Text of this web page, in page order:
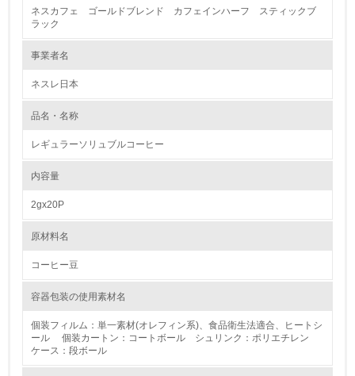
(CO2)排出量は約900トン削減できる見込みです。また、今後も段階的に
対象品目と地域の拡大に取り組む予定です。
1.
環境取り組み体制と成果を定期的に検証して次の活動に活
かしている
ネスカフェ ゴールドブレンド カフェインハーフ スティックブ
ラック
事業者名
ネスレ日本
品名・名称
レギュラーソリュブルコーヒー
内容量
2gx20P
原材料名
コーヒー豆
容器包装の使用素材名
個装フィルム：単一素材(オレフィン系)、食品衛生法適合、ヒートシ
ール 個装カートン：コートボール シュリンク：ポリエチレン
ケース：段ボール